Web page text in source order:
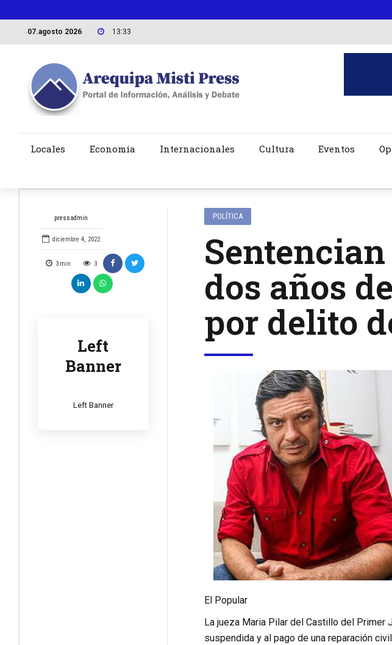
07.agosto 2026 13:33
Locales Economía Internacionales Cultura Eventos
pressadmin
diciembre 4, 2022
3 min 3
Left
Banner
Left Banner
POLÍTICA
dos años
por delito
El Popular
La jueza Maria Pilar del Castillo del Primer
suspendida y al pago de una reparación